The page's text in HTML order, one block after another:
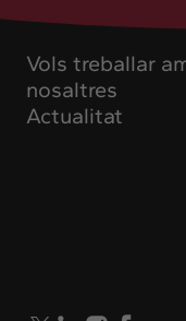
Vols treballar
nosaltres
Actualitat